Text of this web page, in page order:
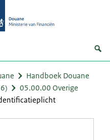
Handboek Douane
05.00.00 Overige